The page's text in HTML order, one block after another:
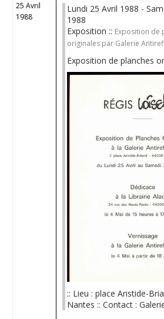
25 Avril
1988
Lundi 25 Avril 1988 -
1988
Exposition :: Exposition de
originales par Galerie
Exposition de planches
:: Lieu : place Aristide-
Nantes :: Contact :